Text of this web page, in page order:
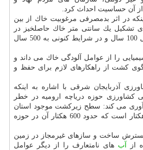
از آن حساسیت احداث كرد.
در اثر بدمصرفی مرغوبیت خاك از بین
تشكیل یك سانتی متر خاك حاصلخیز در
شرایط مناسب به حداقل 100 سال و در شرایط كنونی به 500 سال
را از عوامل آلودگی خاك می داند و
كشت از راهكارهای لازم برای حفظ و
آذربایجان شرقی با اشاره به اینكه
كشاورزی حوزه دریاچه ارومیه در خطر
می كند: سطح زیركشت موجود استان
حدود یك میلیون و 200 هكتار است كه حدود 600 هكتار آن در حوزه
ساخت و سازهای غیرمجاز در زمین
از آب های نامتعارف را از دیگر عوامل